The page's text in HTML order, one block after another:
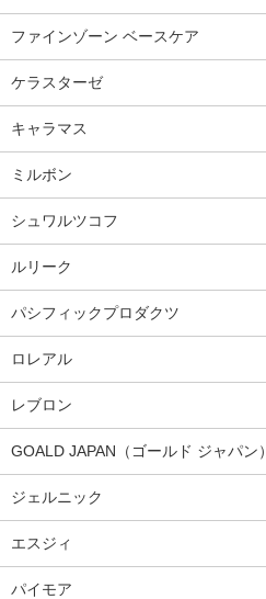
ファインゾーン ベースケア
ケラスターゼ
キャラマス
ミルボン
シュワルツコフ
ルリーク
パシフィックプロダクツ
ロレアル
レブロン
GOALD JAPAN（ゴールド ジャパン）
ジェルニック
エスジィ
パイモア